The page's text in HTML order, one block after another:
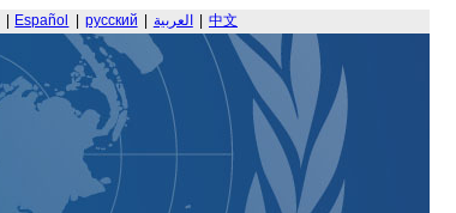
Español русский العربية 中文